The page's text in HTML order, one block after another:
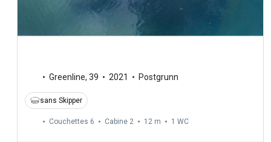
Greenline, 39 2021 Postgrunn
sans Skipper
Couchettes 6 Cabine 2 12 m 1 WC